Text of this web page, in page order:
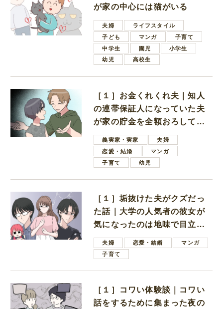
が家の中心には猫がいる
夫婦
ライフスタイル
子ども
マンガ
子育て
中学生
園児
小学生
幼児
高校生
［１］お金くれくれ夫｜知人
の連帯保証人になっていた夫
が家の貯金を全額おろしてほ
しいと言ってきた
義実家・実家
夫婦
恋愛・結婚
マンガ
子育て
幼児
［１］垢抜けた夫がクズだっ
た話｜大学の人気者の彼女が
気になったのは地味で目立た
ない男子学生
夫婦 恋愛・結婚
マンガ
子育て
［１］コワい体験談｜コワい
話をするために集まった夜の